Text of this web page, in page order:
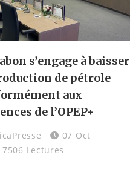
s’engage à baisser
de pétrole
aux
de l’OPEP+
07 Oct
7506 Lectures